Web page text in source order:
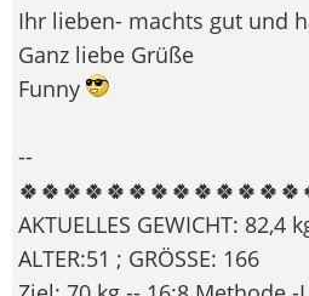
Ihr lieben- machts gut und
Ganz liebe Grüße
Funny
--
AKTUELLES GEWICHT: 82,4
ALTER:51 ; GRÖSSE: 166